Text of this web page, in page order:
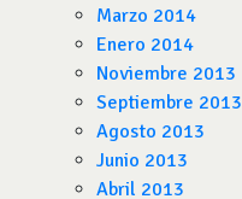
Marzo 2014
Enero 2014
Noviembre 2013
Septiembre 2013
Agosto 2013
Junio 2013
Abril 2013